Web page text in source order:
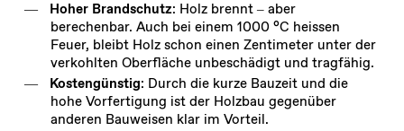
Hoher Brandschutz: Holz brennt – aber
berechenbar. Auch bei einem 1000 °C heissen
Feuer, bleibt Holz schon einen Zentimeter unter der
verkohlten Oberfläche unbeschädigt und tragfähig.
Kostengünstig: Durch die kurze Bauzeit und die
hohe Vorfertigung ist der Holzbau gegenüber
anderen Bauweisen klar im Vorteil.